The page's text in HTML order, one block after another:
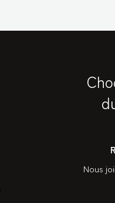
Nous